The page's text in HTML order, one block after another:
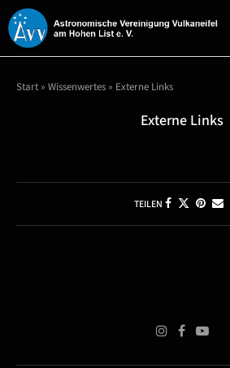
Start » Wissenwertes » Externe Links
Externe Links
TEILEN